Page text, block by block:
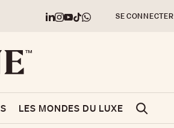
SE CONNECTER
LES MONDES DU LUXE